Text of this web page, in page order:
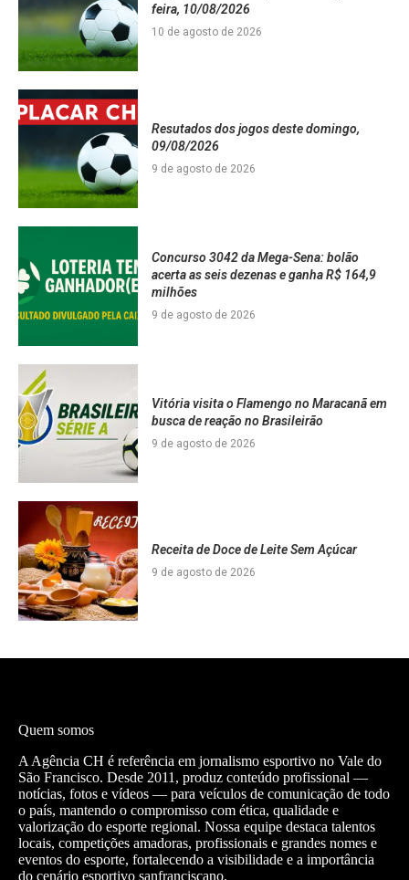
feira, 10/08/2026
10 de agosto de 2026
Resutados dos jogos deste domingo,
09/08/2026
9 de agosto de 2026
Concurso 3042 da Mega-Sena: bolão
acerta as seis dezenas e ganha R$ 164,9
milhões
9 de agosto de 2026
Vitória visita o Flamengo no Maracanã em
busca de reação no Brasileirão
9 de agosto de 2026
Receita de Doce de Leite Sem Açúcar
9 de agosto de 2026
Quem somos
A Agência CH é referência em jornalismo esportivo no Vale do
São Francisco. Desde 2011, produz conteúdo profissional —
notícias, fotos e vídeos — para veículos de comunicação de todo
o país, mantendo o compromisso com ética, qualidade e
valorização do esporte regional. Nossa equipe destaca talentos
locais, competições amadoras, profissionais e grandes nomes e
eventos do esporte, fortalecendo a visibilidade e a importância
do cenário esportivo sanfranciscano.